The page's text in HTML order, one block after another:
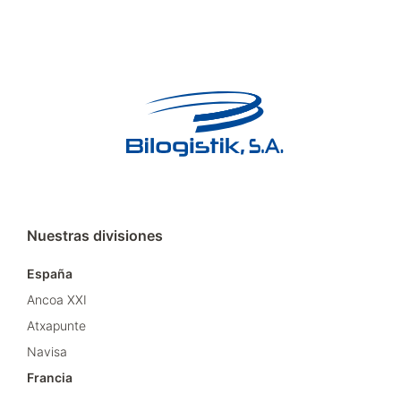
Nuestras divisiones
España
Ancoa XXI
Atxapunte
Navisa
Francia